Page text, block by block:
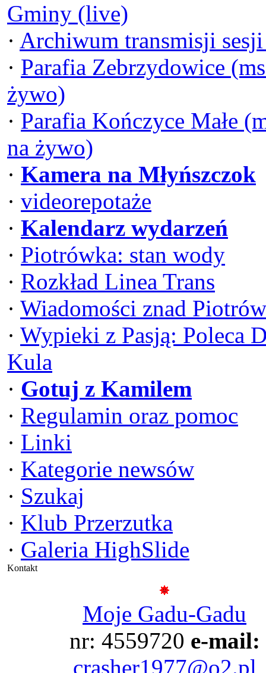
Gminy (live)
· Archiwum transmisji
· Parafia Zebrzydowice
żywo)
· Parafia Kończyce Małe
na żywo)
· Kamera na Młyńszczok
· videorepotaże
· Kalendarz wydarzeń
· Piotrówka: stan wody
· Rozkład Linea Trans
· Wiadomości znad
· Wypieki z Pasją: Poleca
Kula
· Gotuj z Kamilem
· Regulamin oraz pomoc
· Linki
· Kategorie newsów
· Szukaj
· Klub Przerzutka
· Galeria HighSlide
Kontakt
Moje Gadu-Gadu
nr: 4559720 e-mail:
crasher1977@o2.pl